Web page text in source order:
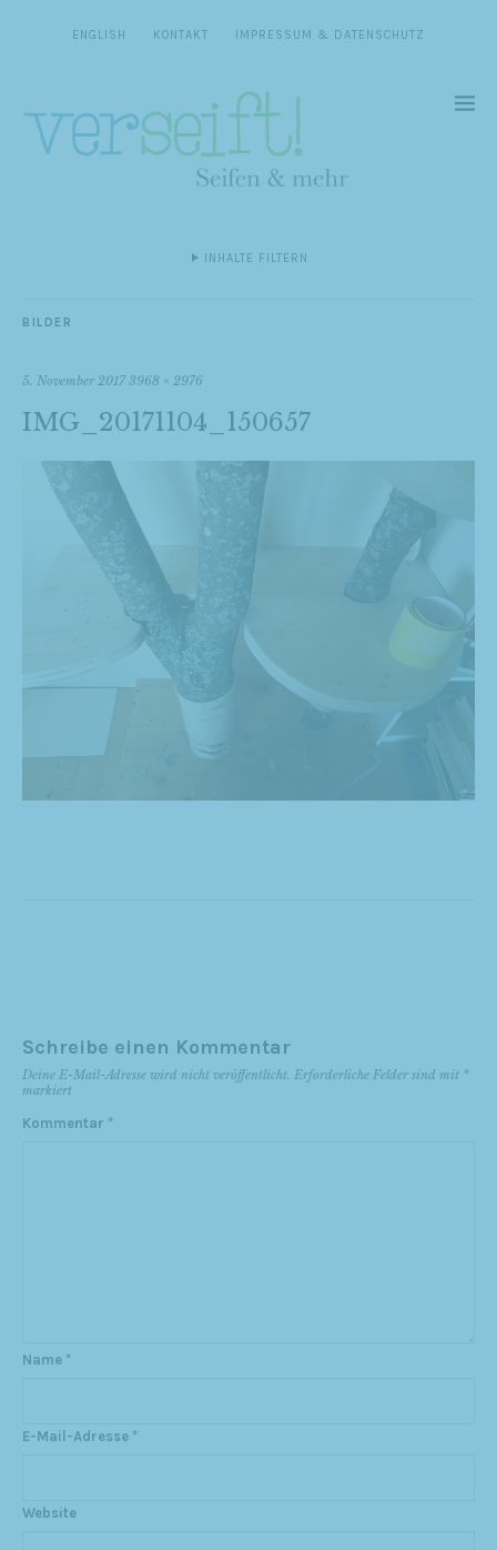
ENGLISH KONTAKT IMPRESSUM & DATENSCHUTZ
INHALTE FILTERN
BILDER
5. November 2017 3968 × 2976
IMG_20171104_150657
Schreibe einen Kommentar
Deine E-Mail-Adresse wird nicht veröffentlicht. Erforderliche Felder sind mit *
markiert
Kommentar *
Name *
E-Mail-Adresse *
Website